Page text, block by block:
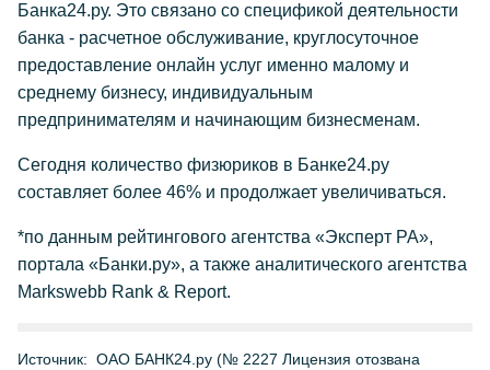
Банка24.ру. Это связано со спецификой деятельности
банка - расчетное обслуживание, круглосуточное
предоставление онлайн услуг именно малому и
среднему бизнесу, индивидуальным
предпринимателям и начинающим бизнесменам.
Сегодня количество физюриков в Банке24.ру
составляет более 46% и продолжает увеличиваться.
*по данным рейтингового агентства «Эксперт РА»,
портала «Банки.ру», а также аналитического агентства
Markswebb Rank & Report.
Источник: ОАО БАНК24.ру (№ 2227 Лицензия отозвана